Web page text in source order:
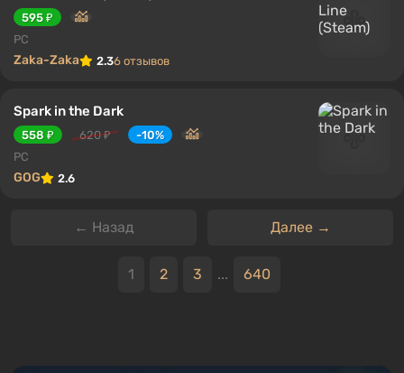
595 ₽
PC
Zaka-Zaka 2.36 отзывов
Spark in the Dark
558 ₽ 620 ₽
-10%
PC
GOG 2.6
← Назад Далее →
1 2 3 ... 640